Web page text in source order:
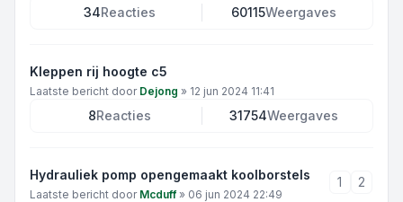
34Reacties 60115Weergaves
Kleppen rij hoogte c5
Laatste bericht door Dejong » 12 jun 2024 11:41
8Reacties 31754Weergaves
Hydrauliek pomp opengemaakt koolborstels
Laatste bericht door Mcduff» 06 jun 2024 22:49
1 2